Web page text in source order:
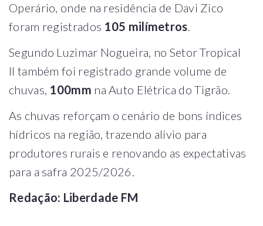
Operário, onde na residência de Davi Zico
foram registrados 105 milímetros.
Segundo Luzimar Nogueira, no Setor Tropical
II também foi registrado grande volume de
chuvas, 100mm na Auto Elétrica do Tigrão.
As chuvas reforçam o cenário de bons índices
hídricos na região, trazendo alívio para
produtores rurais e renovando as expectativas
para a safra 2025/2026.
Redação: Liberdade FM